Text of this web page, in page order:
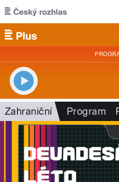
Přejít k hlavnímu obsahu
Zahraniční Program